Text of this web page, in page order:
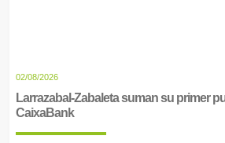
02/08/2026
Larrazabal-Zabaleta suman su primer
CaixaBank